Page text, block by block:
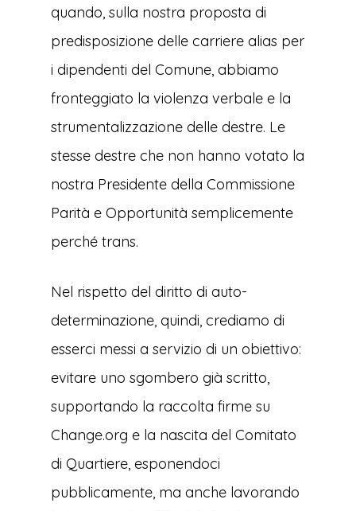
quando, sulla nostra proposta di
predisposizione delle carriere alias per
i dipendenti del Comune, abbiamo
fronteggiato la violenza verbale e la
strumentalizzazione delle destre. Le
stesse destre che non hanno votato la
nostra Presidente della Commissione
Parità e Opportunità semplicemente
perché trans.
Nel rispetto del diritto di auto-
determinazione, quindi, crediamo di
esserci messi a servizio di un obiettivo:
evitare uno sgombero già scritto,
supportando la raccolta firme su
Change.org e la nascita del Comitato
di Quartiere, esponendoci
pubblicamente, ma anche lavorando